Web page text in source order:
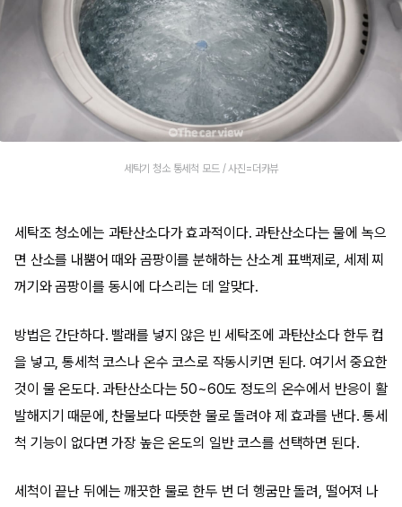
세탁기 청소 통세척 모드 / 사진=더카뷰
세탁조 청소에는 과탄산소다가 효과적이다. 과탄산소다는 물에 녹으
면 산소를 내뿜어 때와 곰팡이를 분해하는 산소계 표백제로, 세제 찌
꺼기와 곰팡이를 동시에 다스리는 데 알맞다.
방법은 간단하다. 빨래를 넣지 않은 빈 세탁조에 과탄산소다 한두 컵
을 넣고, 통세척 코스나 온수 코스로 작동시키면 된다. 여기서 중요한
것이 물 온도다. 과탄산소다는 50~60도 정도의 온수에서 반응이 활
발해지기 때문에, 찬물보다 따뜻한 물로 돌려야 제 효과를 낸다. 통세
척 기능이 없다면 가장 높은 온도의 일반 코스를 선택하면 된다.
세척이 끝난 뒤에는 깨끗한 물로 한두 번 더 헹굼만 돌려, 떨어져 나